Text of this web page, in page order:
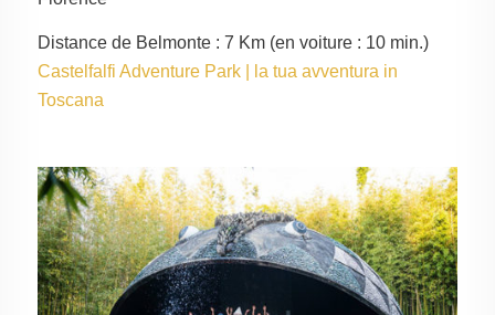
Distance de Belmonte : 7 Km (en voiture : 10 min.)
Castelfalfi Adventure Park | la tua avventura in
Toscana